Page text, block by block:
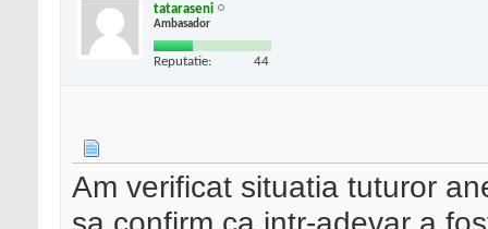
tataraseni
Ambasador
Reputatie: 44
Am verificat situatia tuturor